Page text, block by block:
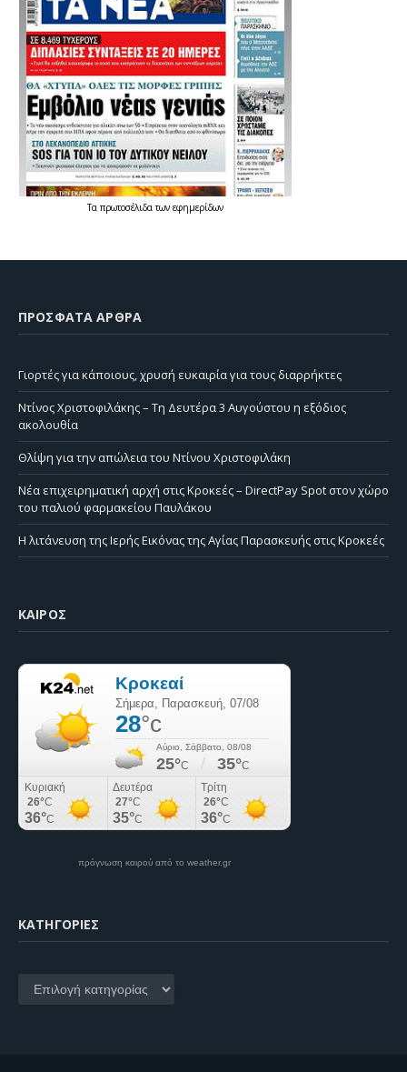
Τα πρωτοσέλιδατων εφημερίδων
ΠΡΌΣΦΑΤΑ ΆΡΘΡΑ
Γιορτές για κάποιους, χρυσή ευκαιρία για τους διαρρήκτες
Ντίνος Χριστοφιλάκης – Τη Δευτέρα 3 Αυγούστου η εξόδιος
ακολουθία
Θλίψη για την απώλεια του Ντίνου Χριστοφιλάκη
Νέα επιχειρηματική αρχή στις Κροκεές – DirectPay Spot στον χώρο
του παλιού φαρμακείου Παυλάκου
Η λιτάνευση της Ιερής Εικόνας της Αγίας Παρασκευής στις Κροκεές
ΚΑΙΡΌΣ
πρόγνωση καιρού από το weather.gr
KΑΤΗΓΟΡΊΕΣ
Kατηγορίες